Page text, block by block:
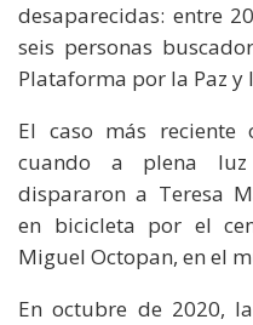
desaparecidas: entre
seis personas
Plataforma por la Paz y
El caso más reciente
cuando a plena
dispararon a Teresa
en bicicleta por el
Miguel Octopan, en el
En octubre de 2020,